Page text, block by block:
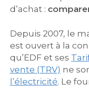
d’achat :
Depuis 2007, le
est ouvert à la
qu’EDF et ses
vente (TRV) ne
l’électricité. Le